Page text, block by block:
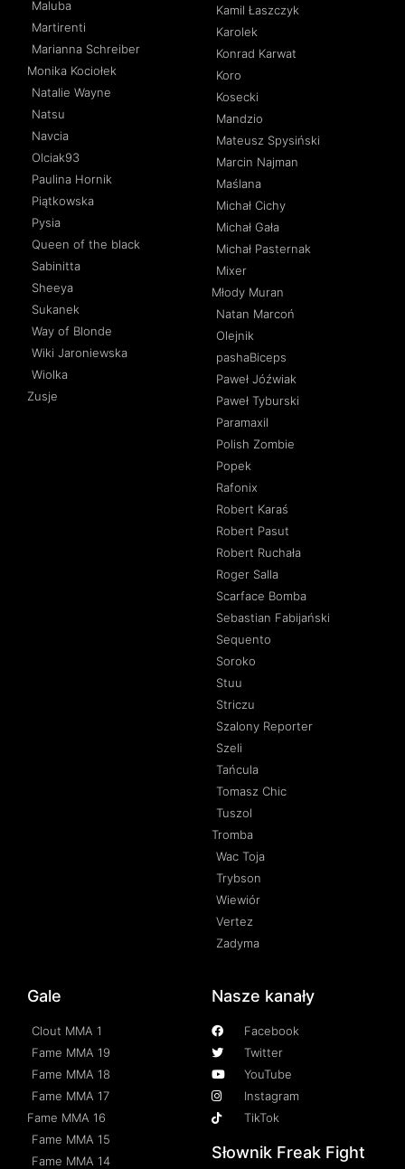
Maluba
Martirenti
Marianna Schreiber
Monika Kociołek
Natalie Wayne
Natsu
Navcia
Olciak93
Paulina Hornik
Piątkowska
Pysia
Queen of the black
Sabinitta
Sheeya
Sukanek
Way of Blonde
Wiki Jaroniewska
Wiolka
Zusje
Kamil Łaszczyk
Karolek
Konrad Karwat
Koro
Kosecki
Mandzio
Mateusz Spysiński
Marcin Najman
Maślana
Michał Cichy
Michał Gała
Michał Pasternak
Mixer
Młody Muran
Natan Marcoń
Olejnik
pashaBiceps
Paweł Jóźwiak
Paweł Tyburski
Paramaxil
Polish Zombie
Popek
Rafonix
Robert Karaś
Robert Pasut
Robert Ruchała
Roger Salla
Scarface Bomba
Sebastian Fabijański
Sequento
Soroko
Stuu
Striczu
Szalony Reporter
Szeli
Tańcula
Tomasz Chic
Tuszol
Tromba
Wac Toja
Trybson
Wiewiór
Vertez
Zadyma
Gale
Clout MMA 1
Fame MMA 19
Fame MMA 18
Fame MMA 17
Fame MMA 16
Fame MMA 15
Fame MMA 14
Nasze kanały
Facebook
Twitter
YouTube
Instagram
TikTok
Słownik Freak Fight